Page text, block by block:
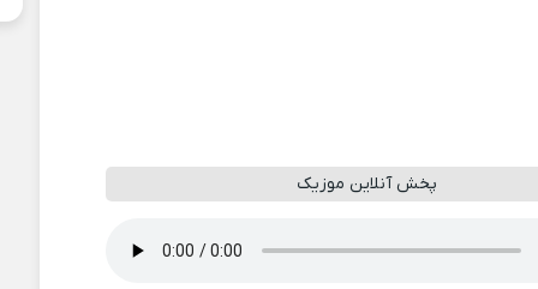
پخش آنلاین موزیک